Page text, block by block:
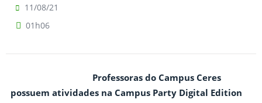
11/08/21
01h06
Professoras do Campus Ceres
possuem atividades na Campus Party Digital Edition